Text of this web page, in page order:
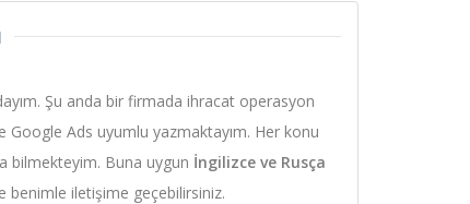
Şu anda bir firmada ihracat operasyon
Google Ads uyumlu yazmaktayım. Her konu
bilmekteyim. Buna uygun İngilizce ve Rusça
benimle iletişime geçebilirsiniz.